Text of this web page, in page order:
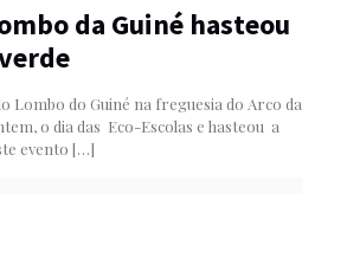
da Guiné hasteou
Lombo do Guiné na freguesia do Arco da
o dia das Eco-Escolas e hasteou a
evento […]